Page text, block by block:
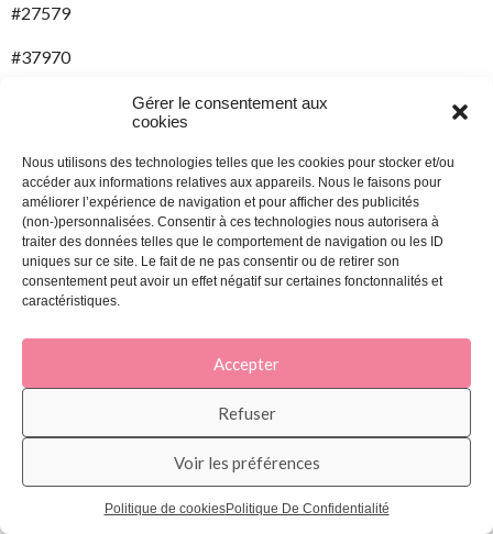
Gérer le consentement aux
cookies
Nous utilisons des technologies telles que les cookies pour stocker et/ou
accéder aux informations relatives aux appareils. Nous le faisons pour
améliorer l’expérience de navigation et pour afficher des publicités
(non-)personnalisées. Consentir à ces technologies nous autorisera à
traiter des données telles que le comportement de navigation ou les ID
uniques sur ce site. Le fait de ne pas consentir ou de retirer son
consentement peut avoir un effet négatif sur certaines fonctonnalités et
caractéristiques.
Accepter
Refuser
Voir les préférences
Politique de cookiesPolitique De Confidentialité
#27579
#37970
#37990
#37991
#38006